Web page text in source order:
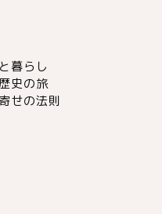
暮らし
史の旅
せの法則